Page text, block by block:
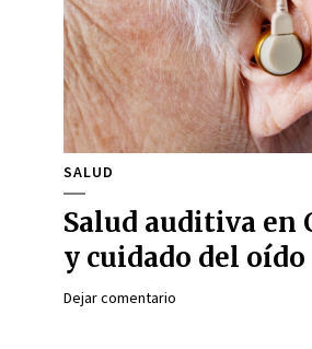
SALUD
Salud auditiva en
y cuidado del oído
Dejar comentario